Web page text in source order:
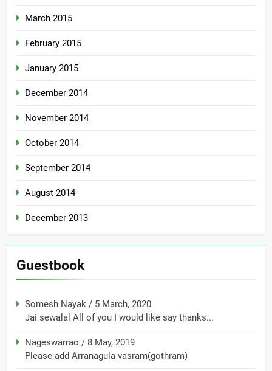
March 2015
February 2015
January 2015
December 2014
November 2014
October 2014
September 2014
August 2014
December 2013
Guestbook
Somesh Nayak / 5 March, 2020
Jai sewalal All of you I would like say thanks...
Nageswarrao / 8 May, 2019
Please add Arranagula-vasram(gothram)